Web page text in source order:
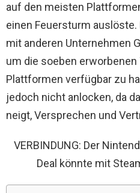
auf den meisten
einen Feuersturm
mit anderen Unternehmen
um die soeben
Plattformen verfügbar zu
jedoch nicht anlocken, da
neigt, Versprechen und
VERBINDUNG: Der
Deal könnte mit